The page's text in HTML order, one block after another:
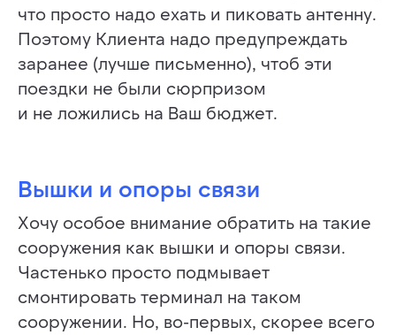
что просто надо ехать и пиковать антенну.
Поэтому Клиента надо предупреждать
заранее (лучше письменно), чтоб эти
поездки не были сюрпризом
и не ложились на Ваш бюджет.
Вышки и опоры связи
Хочу особое внимание обратить на такие
сооружения как вышки и опоры связи.
Частенько просто подмывает
смонтировать терминал на таком
сооружении. Но, во-первых, скорее всего